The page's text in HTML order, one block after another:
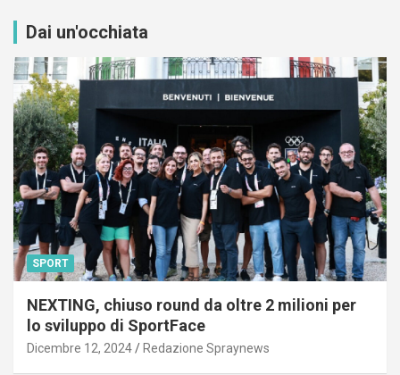
Dai un'occhiata
SPORT
NEXTING, chiuso round da oltre 2 milioni per
lo sviluppo di SportFace
Dicembre 12, 2024 Redazione Spraynews